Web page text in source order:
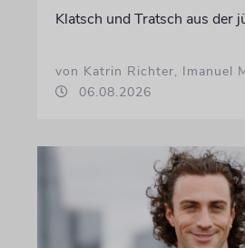
Klatsch und Tratsch aus der
von Katrin Richter, Imanuel
06.08.2026